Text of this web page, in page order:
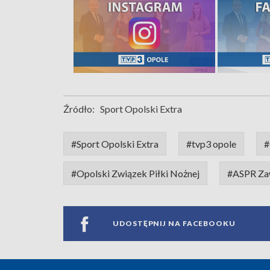
Źródło: Sport Opolski Extra
#Sport Opolski Extra #tvp3 opole
#Opolski Związek Piłki Nożnej #ASPR
UDOSTĘPNIJ NA FACEBOOKU